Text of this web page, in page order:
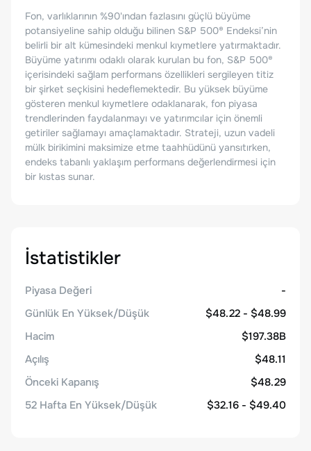
Fon, varlıklarının %90'ından fazlasını güçlü büyüme
potansiyeline sahip olduğu bilinen S&P 500® Endeksi’nin
belirli bir alt kümesindeki menkul kıymetlere yatırmaktadır.
Büyüme yatırımı odaklı olarak kurulan bu fon, S&P 500®
içerisindeki sağlam performans özellikleri sergileyen titiz
bir şirket seçkisini hedeflemektedir. Bu yüksek büyüme
gösteren menkul kıymetlere odaklanarak, fon piyasa
trendlerinden faydalanmayı ve yatırımcılar için önemli
getiriler sağlamayı amaçlamaktadır. Strateji, uzun vadeli
mülk birikimini maksimize etme taahhüdünü yansıtırken,
endeks tabanlı yaklaşım performans değerlendirmesi için
bir kıstas sunar.
İstatistikler
Piyasa Değeri
-
Günlük En Yüksek/Düşük
$48.22 - $48.99
Hacim
$197.38B
Açılış
$48.11
Önceki Kapanış
$48.29
52 Hafta En Yüksek/Düşük
$32.16 - $49.40